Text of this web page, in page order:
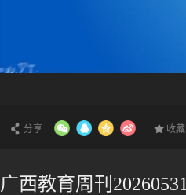
分享 收藏
广西教育周刊20260531